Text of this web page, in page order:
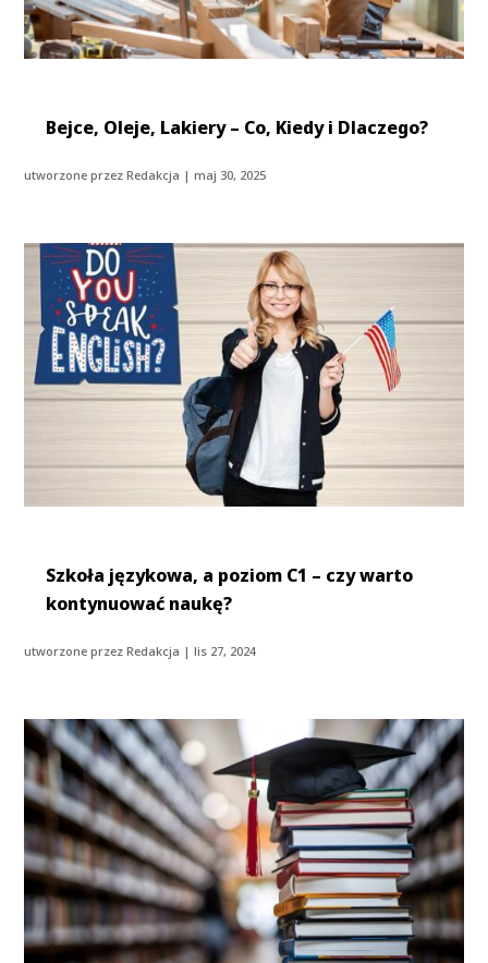
Bejce, Oleje, Lakiery – Co, Kiedy i Dlaczego?
utworzone przezRedakcja |maj 30, 2025
Szkoła językowa, a poziom C1 – czy warto
kontynuować naukę?
utworzone przezRedakcja |lis 27, 2024